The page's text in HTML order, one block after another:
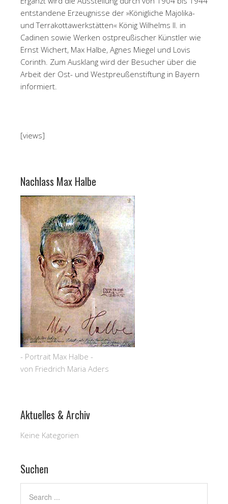
entstandene Erzeugnisse der »Königliche Majolika-
und Terrakottawerkstätten« König Wilhelms II. in
Cadinen sowie Werken ostpreußischer Künstler wie
Ernst Wichert, Max Halbe, Agnes Miegel und Lovis
Corinth. Zum Ausklang wird der Besucher über die
Arbeit der Ost- und Westpreußenstiftung in Bayern
informiert.
[views]
Nachlass Max Halbe
- Portrait Max Halbe -
von Friedrich Maria Aders
Aktuelles & Archiv
Keine Kategorien
Suchen